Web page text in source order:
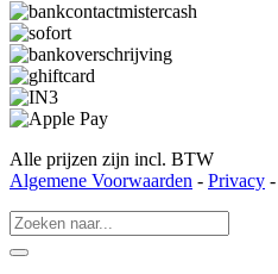
Alle prijzen zijn incl. BTW
Algemene Voorwaarden - Privacy -